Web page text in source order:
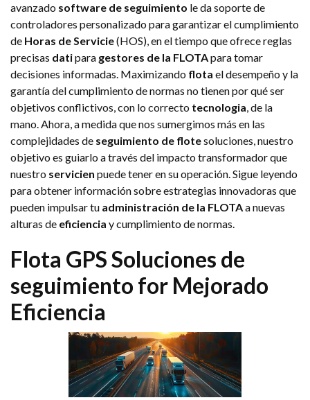
avanzado software de seguimiento le da soporte de
controladores personalizado para garantizar el cumplimiento
de Horas de Servicie(HOS), en el tiempo que ofrece reglas
precisas datipara gestores de la FLOTApara tomar
decisiones informadas. Maximizando flota el desempeño y la
garantía del cumplimiento de normas no tienen por qué ser
objetivos conflictivos, con lo correcto tecnologia, de la
mano. Ahora, a medida que nos sumergimos más en las
complejidades de seguimiento de flotesoluciones, nuestro
objetivo es guiarlo a través del impacto transformador que
nuestro servicien puede tener en su operación. Sigue leyendo
para obtener información sobre estrategias innovadoras que
pueden impulsar tu administración de la FLOTAa nuevas
alturas de eficiencia y cumplimiento de normas.
Flota GPSSoluciones de
seguimiento for Mejorado
Eficiencia